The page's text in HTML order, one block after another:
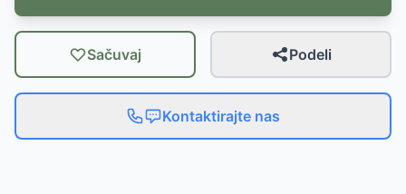
Sačuvaj Podeli
Kontaktirajte nas